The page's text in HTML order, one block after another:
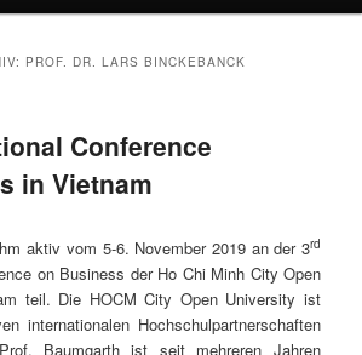
PROF. DR. LARS BINCKEBANCK
Conference
in Vietnam
aktiv vom 5-6. November 2019 an der 3rd
on Business der Ho Chi Minh City Open
teil. Die HOCM City Open University ist
internationalen Hochschulpartnerschaften
Baumgarth ist seit mehreren Jahren